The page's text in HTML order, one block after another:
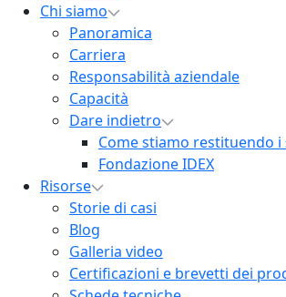
Chi siamo
Panoramica
Carriera
Responsabilità aziendale
Capacità
Dare indietro
Come stiamo restituendo i
Fondazione IDEX
Risorse
Storie di casi
Blog
Galleria video
Certificazioni e brevetti dei